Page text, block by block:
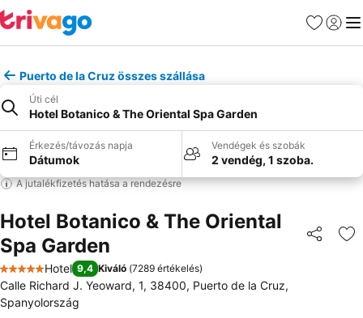
Kedvencek
Puerto de la Cruz összes szállása
Úti cél
Hotel Botanico & The Oriental Spa Garden
Érkezés/távozás napja
Dátumok
Vendégek és szobák
2 vendég, 1 szoba.
A jutalékfizetés hatása a rendezésre
Hotel Botanico & The Oriental
Spa Garden
5 Kategória
Hotel 9,4 Kiváló (7289 értékelés)
Calle Richard J. Yeoward, 1, 38400, Puerto de la Cruz,
Spanyolország